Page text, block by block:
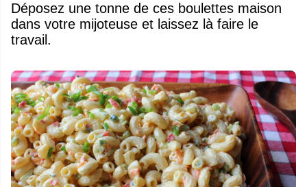
Déposez une tonne de ces boulettes maison
dans votre mijoteuse et laissez là faire le
travail.